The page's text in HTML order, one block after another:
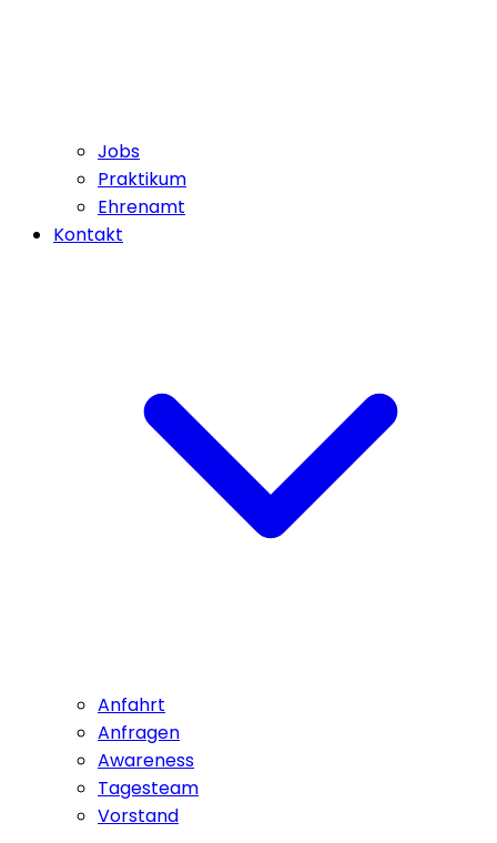
Jobs
Praktikum
Ehrenamt
Kontakt
Anfahrt
Anfragen
Awareness
Tagesteam
Vorstand